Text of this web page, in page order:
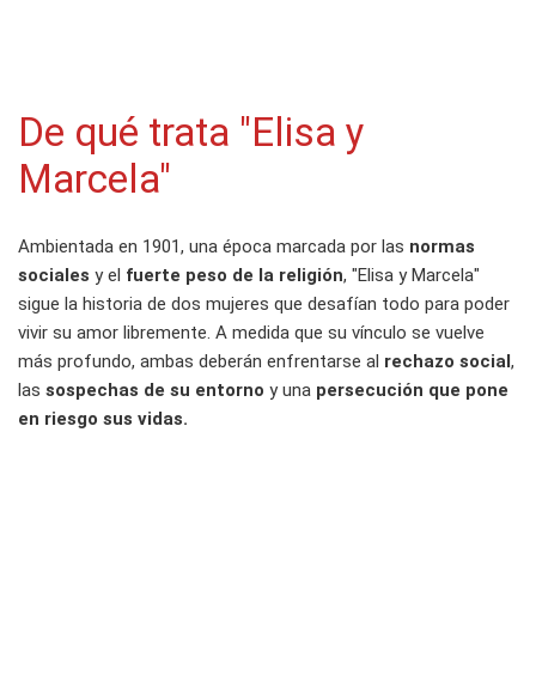
De qué trata "Elisa y
Marcela"
Ambientada en 1901, una época marcada por las normas
sociales y el fuerte peso de la religión, "Elisa y Marcela"
sigue la historia de dos mujeres que desafían todo para poder
vivir su amor libremente. A medida que su vínculo se vuelve
más profundo, ambas deberán enfrentarse al rechazo social,
las sospechas de su entorno y una persecución que pone
en riesgo sus vidas.